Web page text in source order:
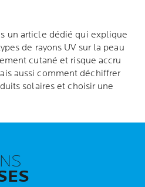
un article dédié qui explique
de rayons UV sur la peau
cutané et risque accru
aussi comment déchiffrer
solaires et choisir une